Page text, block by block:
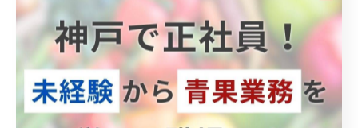
神戸中央市場が未経験者を支える教育体制
神戸中央市場では、未経験の方でも安心してスタートで
きる教育体制が整っています。業務に慣れるまで
OJT（現場研修）を中心に、実際の作業を先輩社員と一
緒に進めながら、野菜の仕分けや在庫管理、伝票整理な